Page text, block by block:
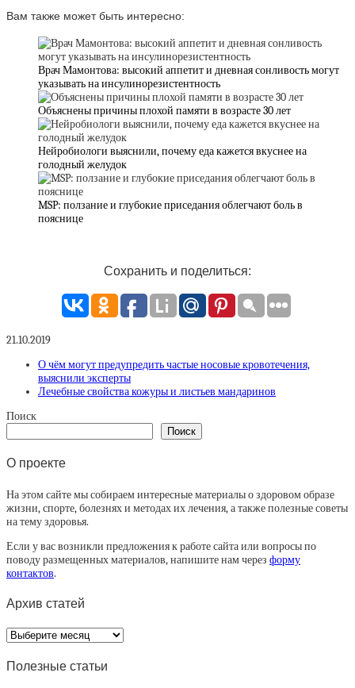
Вам также может быть интересно:
Врач Мамонтова: высокий аппетит и дневная сонливость могут
указывать на инсулинорезистентность
Объяснены причины плохой памяти в возрасте 30 лет
Нейробиологи выяснили, почему еда кажется вкуснее на
голодный желудок
MSP: ползание и глубокие приседания облегчают боль в
пояснице
Сохранить и поделиться:
21.10.2019
О чём могут предупредить частые носовые кровотечения,
выяснили эксперты
Лечебные свойства кожуры и листьев мандаринов
Поиск
Поиск
О проекте
На этом сайте мы собираем интересные материалы о здоровом образе
жизни, спорте, болезнях и методах их лечения, а также полезные советы
на тему здоровья.
Если у вас возникли предложения к работе сайта или вопросы по
поводу размещенных материалов, напишите нам через форму
контактов.
Архив статей
Архив
статей
Полезные статьи